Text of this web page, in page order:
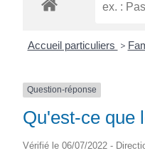
Accueil particuliers >
Question-réponse
Qu'est-ce que
Vérifié le 06/07/2022 -